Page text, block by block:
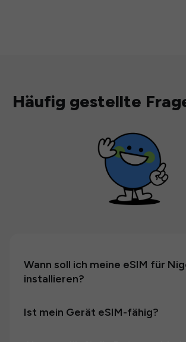
Häufig gestellte
Wann soll ich meine eSIM für
installieren?
Ist mein Gerät eSIM-fähig?